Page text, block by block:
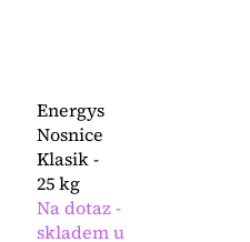
Energys
Nosnice
Klasik -
25 kg
Na dotaz -
skladem u